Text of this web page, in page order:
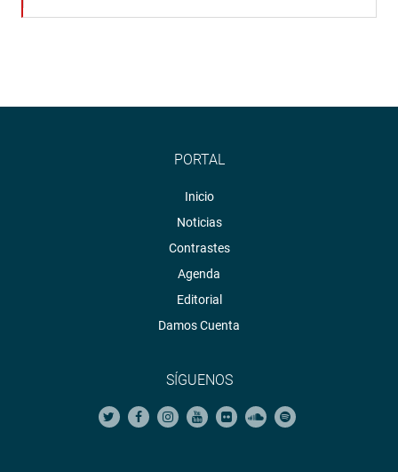
PORTAL
Inicio
Noticias
Contrastes
Agenda
Editorial
Damos Cuenta
SÍGUENOS